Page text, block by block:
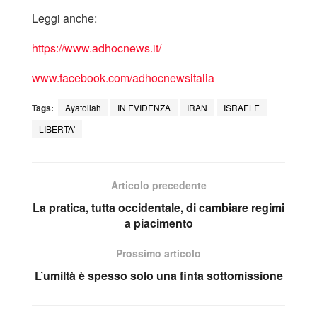
Leggi anche:
https://www.adhocnews.it/
www.facebook.com/adhocnewsitalia
Tags: Ayatollah IN EVIDENZA IRAN
ISRAELE
LIBERTA'
Articolo precedente
La pratica, tutta occidentale, di cambiare regimi
a piacimento
Prossimo articolo
L’umiltà è spesso solo una finta sottomissione